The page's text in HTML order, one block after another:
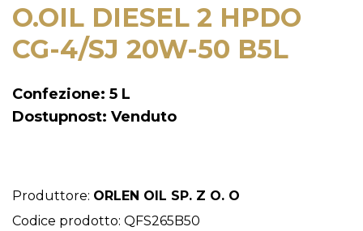
O.OIL DIESEL 2 HPDO
CG-4/SJ 20W-50 B5L
Confezione: 5 L
Dostupnost: Venduto
Produttore: ORLEN OIL SP. Z O. O
Codice prodotto: QFS265B50